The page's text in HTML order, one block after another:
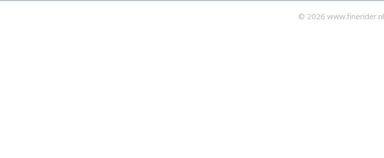
© 2026 www.finerider.nl